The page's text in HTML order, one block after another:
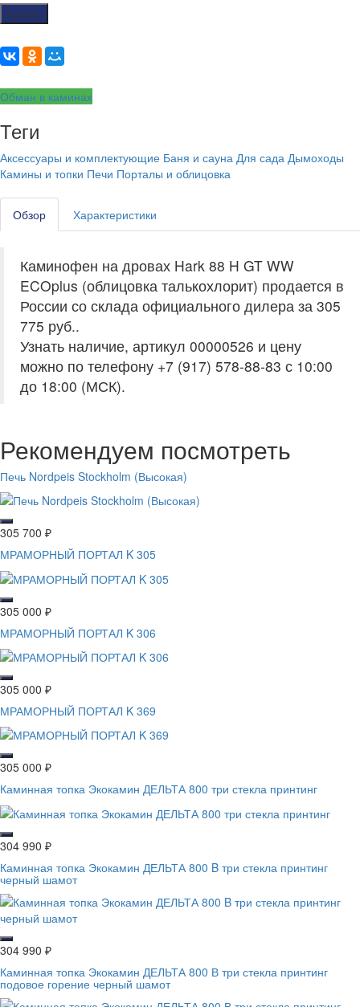
Купить
Обман в каминах
Теги
Аксессуары и комплектующие Баня и сауна Для сада Дымоходы
Камины и топки Печи Порталы и облицовка
Обзор Характеристики
Каминофен на дровах Hark 88 H GT WW
ECOplus (облицовка талькохлорит) продается в
России со склада официального дилера за 305
775 руб..
Узнать наличие, артикул 00000526 и цену
можно по телефону +7 (917) 578-88-83 с 10:00
до 18:00 (МСК).
Рекомендуем посмотреть
Печь Nordpeis Stockholm (Высокая)
305 700 ₽
МРАМОРНЫЙ ПОРТАЛ K 305
305 000 ₽
МРАМОРНЫЙ ПОРТАЛ K 306
305 000 ₽
МРАМОРНЫЙ ПОРТАЛ K 369
305 000 ₽
Каминная топка Экокамин ДЕЛЬТА 800 три стекла принтинг
304 990 ₽
Каминная топка Экокамин ДЕЛЬТА 800 B три стекла принтинг
черный шамот
304 990 ₽
Каминная топка Экокамин ДЕЛЬТА 800 В три стекла принтинг
подовое горение черный шамот